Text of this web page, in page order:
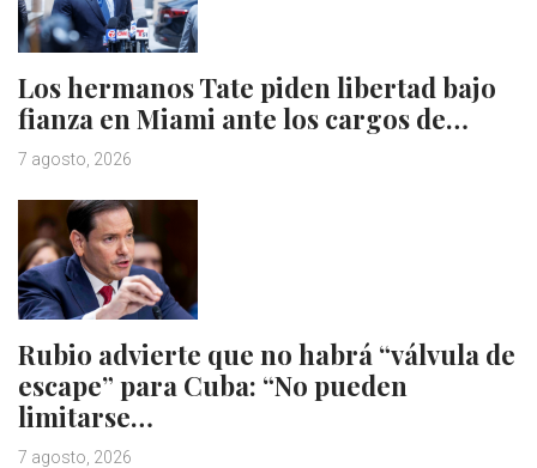
Los hermanos Tate piden libertad bajo
fianza en Miami ante los cargos de…
7 agosto, 2026
Rubio advierte que no habrá “válvula de
escape” para Cuba: “No pueden
limitarse…
7 agosto, 2026